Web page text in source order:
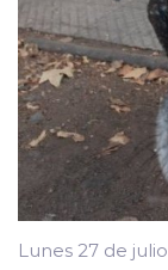
Lunes 27 de